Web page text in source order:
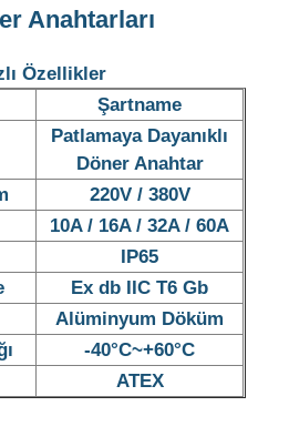
Anahtarları
Özellikler
Şartname
Patlamaya Dayanıklı
Döner Anahtar
220V / 380V
10A / 16A / 32A / 60A
IP65
Ex db IIC T6 Gb
Alüminyum Döküm
-40°C~+60°C
ATEX